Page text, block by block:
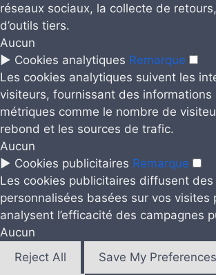
réseaux sociaux, la collecte de
d’outils tiers.
Aucun
► Cookies analytiques Remarque
Les cookies analytiques suivent les
visiteurs, fournissant des informations
métriques comme le nombre de
rebond et les sources de trafic.
Aucun
► Cookies publicitaires Remarque
Les cookies publicitaires diffusent des
personnalisées basées sur vos visites
analysent l’efficacité des campagnes
Aucun
Reject All
Save My Preferences